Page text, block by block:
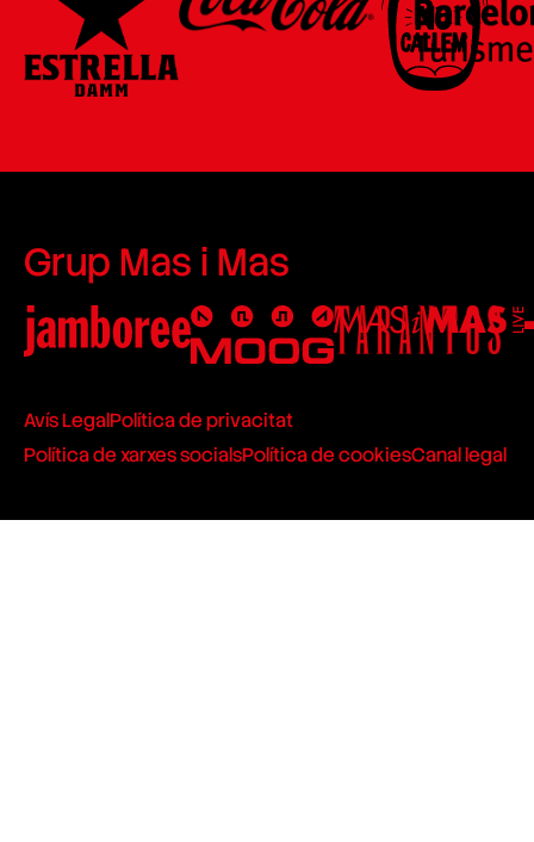
Grup Mas i Mas
Avís LegalPolítica de privacitat
Política de xarxes socialsPolítica de cookiesCanal legal